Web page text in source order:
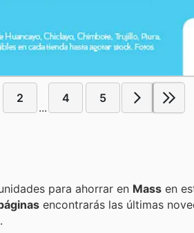
2
...
4 5
Encuentra las mejores promociones, descuentos y oportunidades para ahorrar en Mass en
encontrarás las últimas